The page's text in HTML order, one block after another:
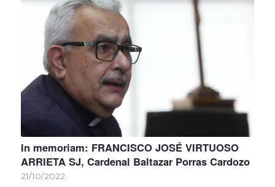
In memoriam: FRANCISCO JOSÉ VIRTUOSO
ARRIETA SJ, Cardenal Baltazar Porras Cardozo
21/10/2022